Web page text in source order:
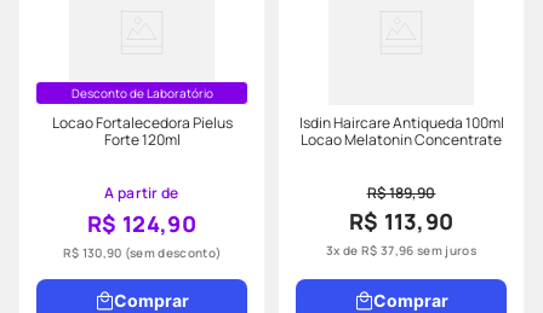
Desconto de Laboratório
Locao Fortalecedora Pielus
Forte 120ml
A partir de
R$ 124,90
R$ 130,90 (sem desconto)
Comprar
Isdin Haircare Antiqueda 100ml
Locao Melatonin Concentrate
R$ 189,90
R$ 113,90
3x deR$ 37,96 sem juros
Comprar